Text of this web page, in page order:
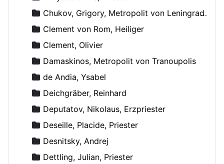
Chukov, Grigory, Metropolit von Leningrad und Novgorod
Clement von Rom, Heiliger
Clement, Olivier
Damaskinos, Metropolit von Tranoupolis
de Andia, Ysabel
Deichgräber, Reinhard
Deputatov, Nikolaus, Erzpriester
Deseille, Placide, Priester
Desnitsky, Andrej
Dettling, Julian, Priester